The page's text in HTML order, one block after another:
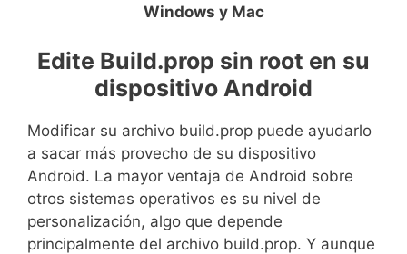
Windows y Mac
Edite Build.prop sin root en su
dispositivo Android
Modificar su archivo build.prop puede ayudarlo
a sacar más provecho de su dispositivo
Android. La mayor ventaja de Android sobre
otros sistemas operativos es su nivel de
personalización, algo que depende
principalmente del archivo build.prop. Y aunque